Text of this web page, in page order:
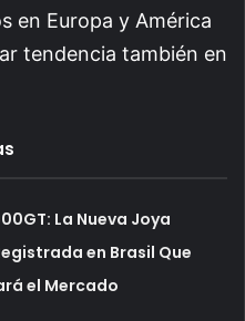
en Europa y América
tendencia también en
La Nueva Joya
en Brasil Que
el Mercado